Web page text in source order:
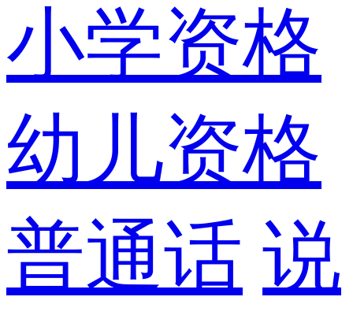
小学资格
幼儿资格
普通话 说